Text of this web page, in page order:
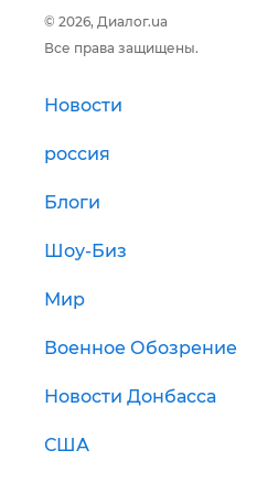
© 2026, Диалог.ua
Все права защищены.
Новости
россия
Блоги
Шоу-Биз
Мир
Военное Обозрение
Новости Донбасса
США